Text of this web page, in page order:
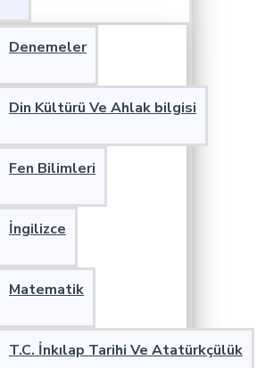
Denemeler
Din Kültürü Ve Ahlak bilgisi
Fen Bilimleri
İngilizce
Matematik
T.C. İnkılap Tarihi Ve Atatürkçülük